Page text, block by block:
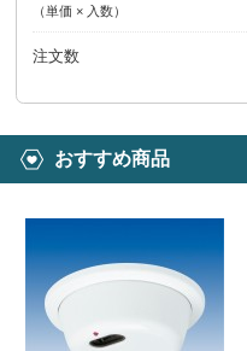
（単価 × 入数）
注文数
おすすめ商品